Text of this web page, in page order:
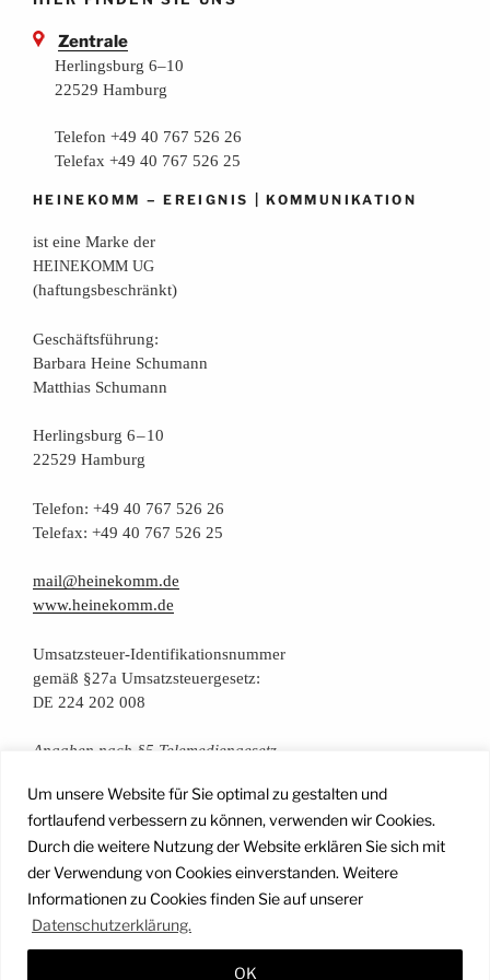
Um unsere Website für Sie optimal zu gestalten und
fortlaufend verbessern zu können, verwenden wir Cookies.
Durch die weitere Nutzung der Website erklären Sie sich mit
der Verwendung von Cookies einverstanden. Weitere
Informationen zu Cookies finden Sie auf unserer
Datenschutzerklärung.
OK
Zentrale
Herlingsburg 6–10
22529 Hamburg
Telefon +49 40 767 526 26
Telefax +49 40 767 526 25
HEINEKOMM –EREIGNIS |KOMMUNIKATION
ist eine Mar­ke der
HEINEKOMM UG
(haf­tungs­be­schränkt)
Geschäfts­füh­rung:
Bar­ba­ra Hei­ne Schumann
Mat­thi­as Schumann
Her­lings­burg 6 – 10
22529 Hamburg
Tele­fon: +49 40 767 526 26
Tele­fax: +49 40 767 526 25
mail@heinekomm.de
www.heinekomm.de
Umsatz­steu­er-Iden­ti­fi­ka­ti­ons­num­mer
gemäß §27a Umsatzsteuergesetz:
DE 224 202 008
Anga­ben nach §5 Telemediengesetz
Daten­schutz­er­klä­rung
FacebookInstagramYouTubeMail